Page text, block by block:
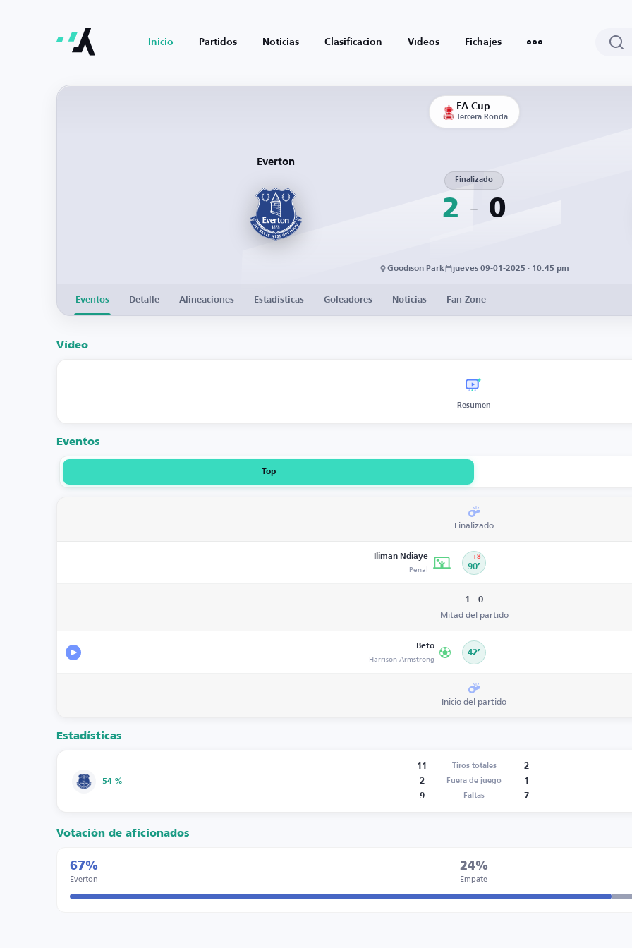
Inicio Partidos Noticias Clasificación Vídeos Fichajes
FA Cup
Tercera Ronda
Everton
2
Finalizado
0
Goodison Park jueves 09-01-2025 · 10:45 pm
Eventos Detalle Alineaciones Estadísticas Goleadores Noticias Fan Zone
Vídeo
Resumen
Eventos
Top
Finalizado
Iliman Ndiaye
Penal 90’
+8
1 - 0
Mitad del partido
Beto
Harrison Armstrong 42’
Inicio del partido
Estadísticas
54 %
11 Tiros totales
2
2
Fuera de juego
1
9
Faltas 7
Votación de aficionados
67%
Everton
24%
Empate